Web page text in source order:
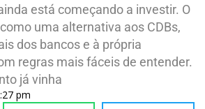
está começando a investir. O
uma alternativa aos CDBs,
dos bancos e à própria
regras mais fáceis de entender.
já vinha
pm